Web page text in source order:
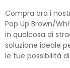
Compra ora i
Pop Up Brown/
in qualcosa di
soluzione ideale
le tue possibilità